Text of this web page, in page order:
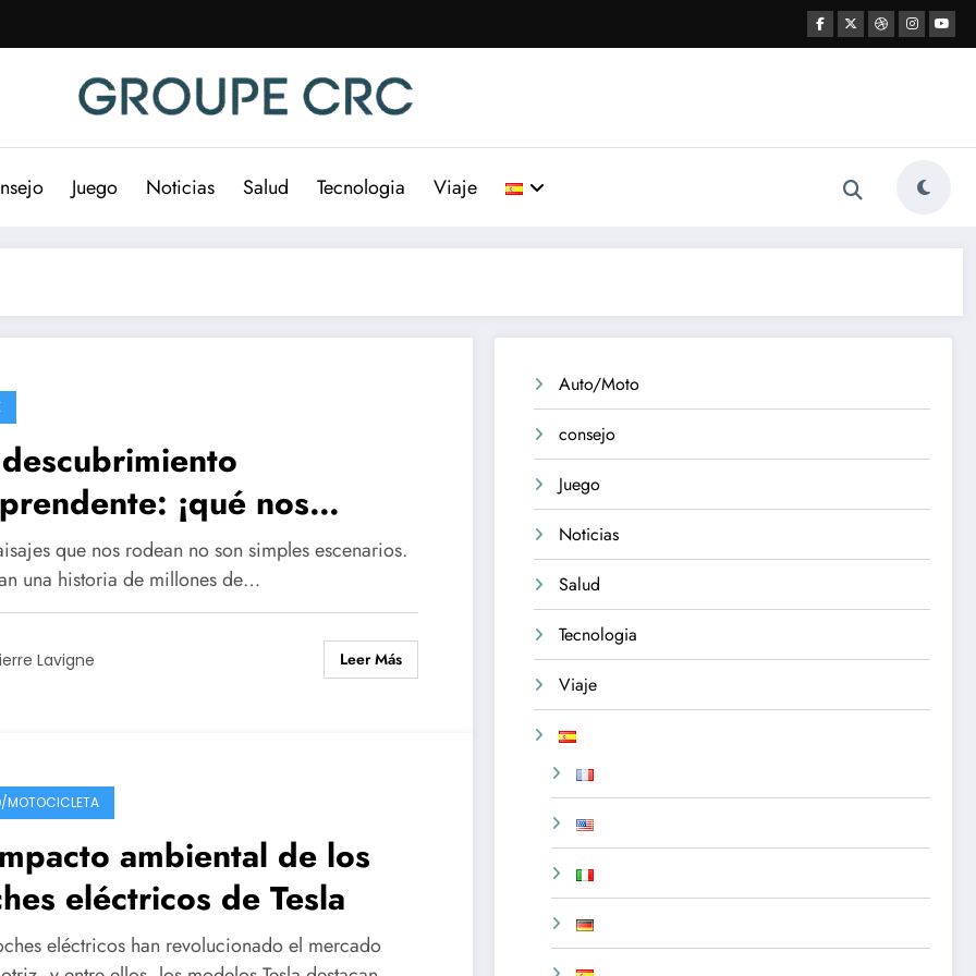
Juego Noticias Salud Tecnologia Viaje
¡qué nos
los paisajes sobre
planeta!
que nos rodean no son simples escenarios.
una historia de millones de…
Lavigne Leer Más
MOTOCICLETA
ambiental de los
eléctricos de Tesla
eléctricos han revolucionado el mercado
Auto/Moto
consejo
Juego
Noticias
Salud
Tecnologia
Viaje